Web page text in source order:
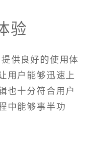
验
供良好的使用体
用户能够迅速上
也十分符合用户
中能够事半功